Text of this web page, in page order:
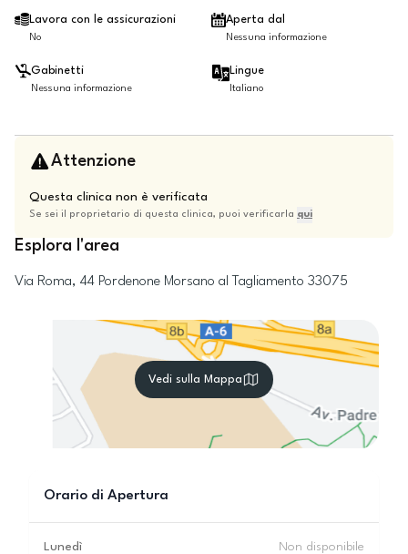
Lavora con le assicurazioni
No
Aperta dal
Nessuna informazione
Gabinetti
Nessuna informazione
Lingue
Italiano
Attenzione
Questa clinica non è verificata
Se sei il proprietario di questa clinica, puoi verificarla qui
Esplora l'area
Via Roma, 44 Pordenone Morsano al Tagliamento 33075
Vedi sulla Mappa
Orario di Apertura
Lunedì Non disponibile